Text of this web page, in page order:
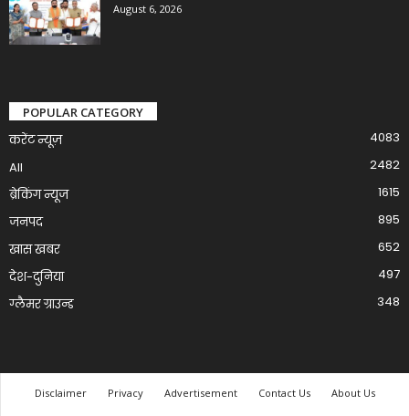
August 6, 2026
POPULAR CATEGORY
करेंट न्यूज़
4083
All
2482
ब्रेकिंग न्यूज
1615
जनपद
895
खास खबर
652
देश-दुनिया
497
ग्लैमर ग्राउन्ड
348
Disclaimer Privacy Advertisement Contact Us
About Us